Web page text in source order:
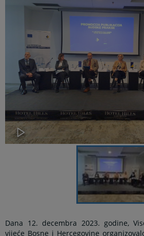
Dana 12. decembra 2023. godine,
vijeće Bosne i Hercegovine